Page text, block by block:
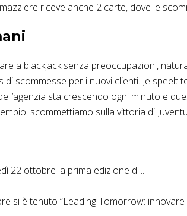
riceve anche 2 carte, dove le
a blackjack senza preoccupazioni,
scommesse per i nuovi clienti. Je
sta crescendo ogni minuto e
scommettiamo sulla vittoria di
22 ottobre la prima edizione di...
si è tenuto “Leading Tomorrow: innovare